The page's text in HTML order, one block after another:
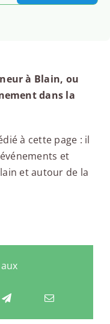
à Blain, ou
dans la
à cette page : il
et
et autour de la